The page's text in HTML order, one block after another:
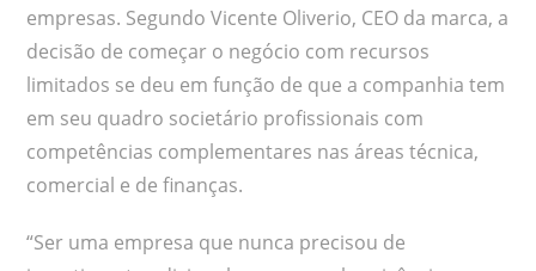
empresas. Segundo Vicente Oliverio, CEO da marca, a
decisão de começar o negócio com recursos
limitados se deu em função de que a companhia tem
em seu quadro societário profissionais com
competências complementares nas áreas técnica,
comercial e de finanças.
“Ser uma empresa que nunca precisou de